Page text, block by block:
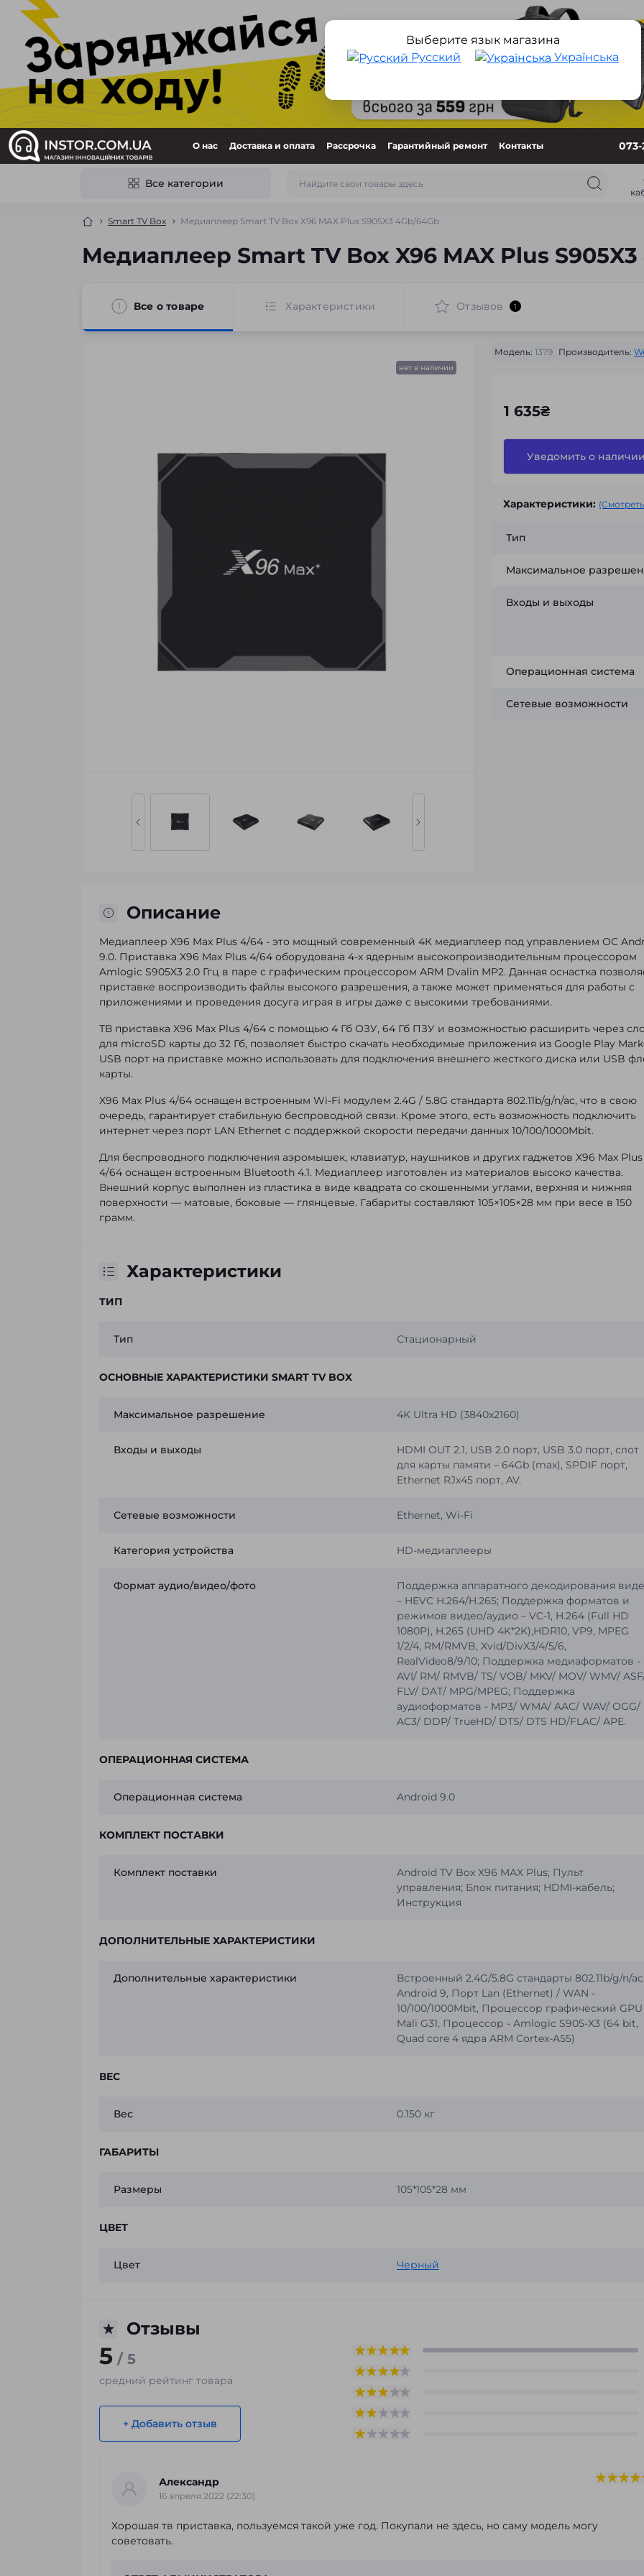
О нас Доставка и оплата Рассрочка Гарантийный ремонт Контакты 073-
Все категории
Smart TV Box Медиаплеер Smart TV Box X96 MAX Plus S905X3 4Gb/64Gb
Выберите язык магазина
Русский
Українська
Медиаплеер Smart TV Box X96 MAX Plus
Все о товаре Характеристики Отзывов 1
нет в наличии
Модель: 1379 Производитель:
1 635₴
Уведомить о
Характеристики:
Тип
Максимальное
Входы и выходы
Операционная система
Сетевые возможности
Описание
Медиаплеер X96 Max Plus 4/64 - это мощный современный 4К медиаплеер под управлением ОС
9.0. Приставка X96 Max Plus 4/64 оборудована 4-х ядерным высокопроизводительным процессором
Amlogic S905X3 2.0 Ггц в паре с графическим процессором ARM Dvalin MP2. Данная оснастка
приставке воспроизводить файлы высокого разрешения, а также может применяться для работы с
приложениями и проведения досуга играя в игры даже с высокими требованиями.
ТВ приставка X96 Max Plus 4/64 с помощью 4 Гб ОЗУ, 64 Гб ПЗУ и возможностью расширить через
для microSD карты до 32 Гб, позволяет быстро скачать необходимые приложения из Google Play
USB порт на приставке можно использовать для подключения внешнего жесткого диска или USB
карты.
X96 Max Plus 4/64 оснащен встроенным Wi-Fi модулем 2.4G / 5.8G стандарта 802.11b/g/n/ac, что в свою
очередь, гарантирует стабильную беспроводной связи. Кроме этого, есть возможность подключить
интернет через порт LAN Ethernet с поддержкой скорости передачи данных 10/100/1000Mbit.
Для беспроводного подключения аэромышек, клавиатур, наушников и других гаджетов X96 Max Plus
4/64 оснащен встроенным Bluetooth 4.1. Медиаплеер изготовлен из материалов высоко качества.
Внешний корпус выполнен из пластика в виде квадрата со скошенными углами, верхняя и нижняя
поверхности — матовые, боковые — глянцевые. Габариты составляют 105×105×28 мм при весе в 150
грамм.
Характеристики
ТИП
Тип Стационарный
ОСНОВНЫЕ ХАРАКТЕРИСТИКИ SMART TV BOX
Максимальное разрешение 4K Ultra HD (3840x2160)
Входы и выходы
HDMI OUT 2.1, USB 2.0 порт, USB 3.0 порт, слот
для карты памяти – 64Gb (max), SPDIF порт,
Ethernet RJx45 порт, AV.
Сетевые возможности Ethernet, Wi-Fi
Категория устройства HD-медиаплееры
Формат аудио/видео/фото
Поддержка аппаратного декодирования
– HEVC H.264/H.265; Поддержка форматов и
режимов видео/аудио – VC-1, H.264 (Full HD
1080P), H.265 (UHD 4K*2K),HDR10, VP9, MPEG
1/2/4, RM/RMVB, Xvid/DivX3/4/5/6,
RealVideo8/9/10; Поддержка медиаформатов -
AVI/ RM/ RMVB/ TS/ VOB/ MKV/ MOV/ WMV/
FLV/ DAT/ MPG/MPEG; Поддержка
аудиоформатов - MP3/ WMA/ AAC/ WAV/ OGG/
AC3/ DDP/ TrueHD/ DTS/ DTS HD/FLAC/ APE.
ОПЕРАЦИОННАЯ СИСТЕМА
Операционная система Android 9.0
КОМПЛЕКТ ПОСТАВКИ
Комплект поставки
Android TV Box X96 MAX Plus; Пульт
управления; Блок питания; HDMI-кабель;
Инструкция
ДОПОЛНИТЕЛЬНЫЕ ХАРАКТЕРИСТИКИ
Дополнительные характеристики
Встроенный 2.4G/5.8G стандарты 802.11b/g/n/
Android 9, Порт Lan (Ethernet) / WAN -
10/100/1000Mbit, Процессор графический
Mali G31, Процессор - Amlogic S905-X3 (64 bit,
Quad core 4 ядра ARM Сortex-A55)
ВЕС
Вес 0.150 кг
ГАБАРИТЫ
Размеры 105*105*28 мм
ЦВЕТ
Цвет Черный
Отзывы
5 / 5
средний рейтинг товара
+ Добавить отзыв
Александр
16 апреля 2022 (22:30)
Хорошая тв приставка, пользуемся такой уже год. Покупали не здесь, но саму модель могу
советовать.